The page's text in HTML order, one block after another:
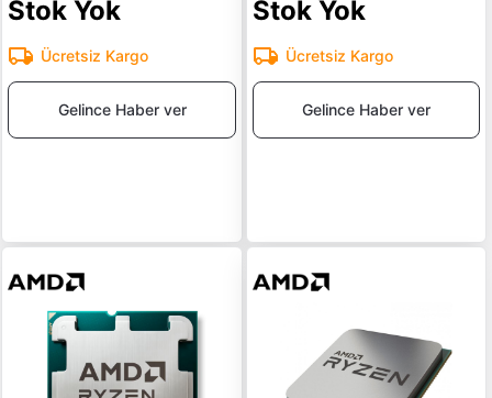
Stok Yok
Ücretsiz Kargo
Gelince Haber ver
Stok Yok
Ücretsiz Kargo
Gelince Haber ver